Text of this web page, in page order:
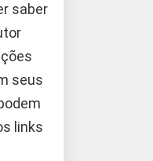
saber
seus
links